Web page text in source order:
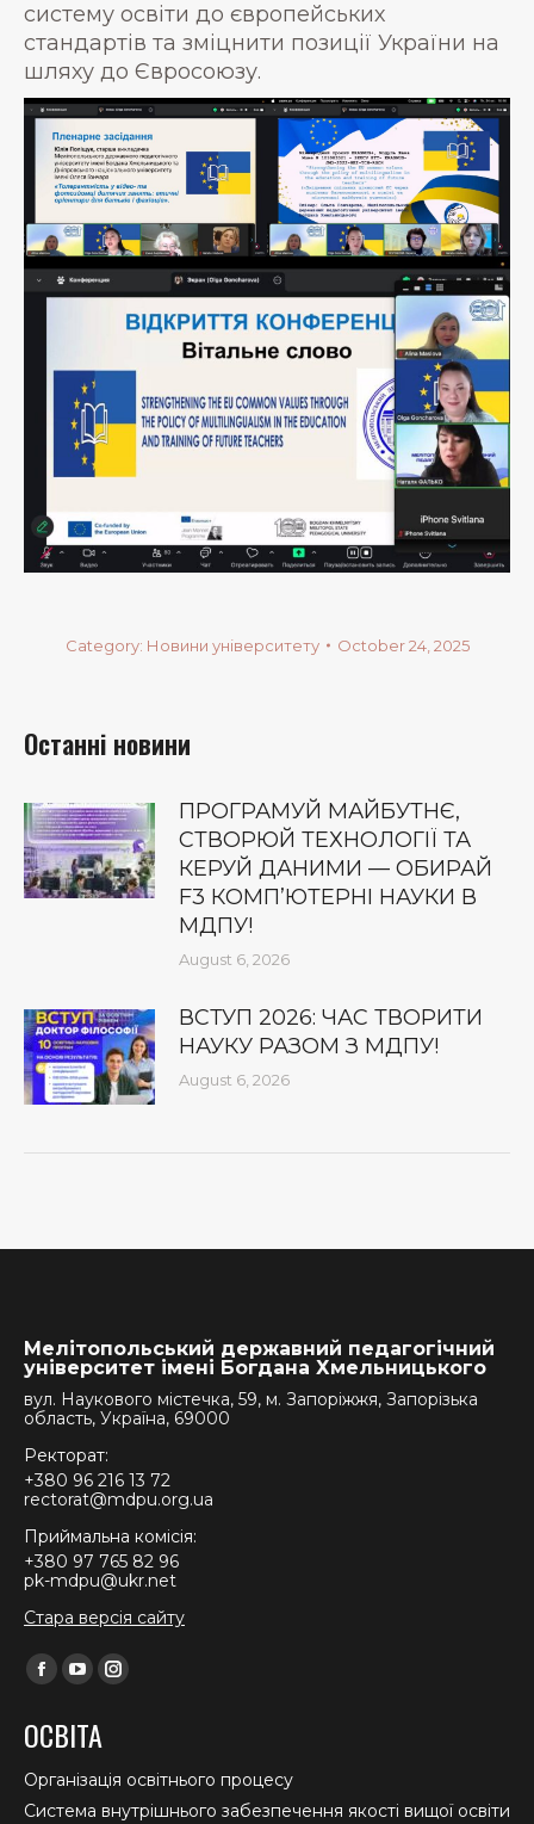
систему освіти до європейських
стандартів та зміцнити позиції України на
шляху до Євросоюзу.
Category: Новини університету October 24, 2025
Останні новини
ПРОГРАМУЙ МАЙБУТНЄ,
СТВОРЮЙ ТЕХНОЛОГІЇ ТА
КЕРУЙ ДАНИМИ — ОБИРАЙ
F3 КОМП’ЮТЕРНІ НАУКИ В
МДПУ!
August 6, 2026
ВСТУП 2026: ЧАС ТВОРИТИ
НАУКУ РАЗОМ З МДПУ!
August 6, 2026
Мелітопольський державний педагогічний
університет імені Богдана Хмельницького
вул. Наукового містечка, 59, м. Запоріжжя, Запорізька
область, Україна, 69000
Ректорат:
+380 96 216 13 72
rectorat@mdpu.org.ua
Приймальна комісія:
+380 97 765 82 96
pk-mdpu@ukr.net
Стара версія сайту
Find us on:
Facebook
opens
in
new
YouTube
opens
in
new
Instagram
in
new
ОСВІТА
Організація освітнього процесу
Система внутрішнього забезпечення якості вищої освіти